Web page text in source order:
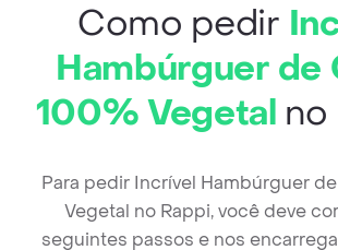
Como pedir
Hambúrguer de
100% Vegetal no
Para pedir Incrível Hambúrguer
Vegetal no Rappi, você deve
seguintes passos e nos